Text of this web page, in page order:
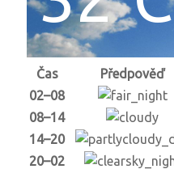
Čas Předpověď
02–08
08–14
14–20
20–02